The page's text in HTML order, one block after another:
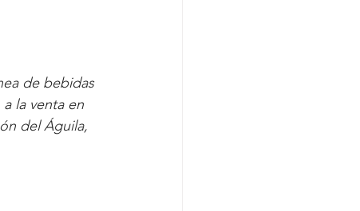
la venta en
del Águila,